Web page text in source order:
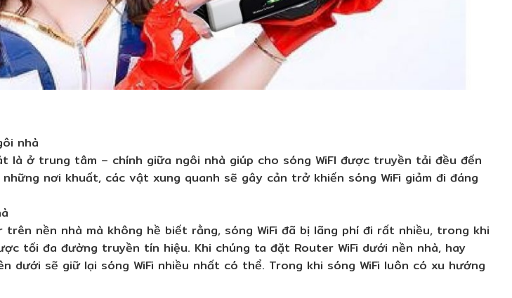
nhà
ở trung tâm – chính giữa ngôi nhà giúp cho sóng WiFI được truyền tải đều đến
nơi khuất, các vật xung quanh sẽ gây cản trở khiến sóng WiFi giảm đi đáng
nền nhà mà không hề biết rằng, sóng WiFi đã bị lãng phí đi rất nhiều, trong khi
tối đa đường truyền tín hiệu. Khi chúng ta đặt Router WiFi dưới nền nhà, hay
dưới sẽ giữ lại sóng WiFi nhiều nhất có thể. Trong khi sóng WiFi luôn có xu hướng